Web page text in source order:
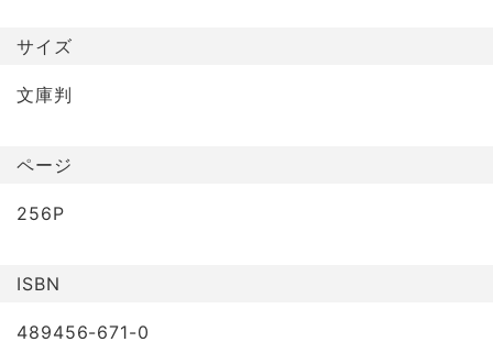
サイズ
文庫判
ページ
256P
ISBN
489456-671-0